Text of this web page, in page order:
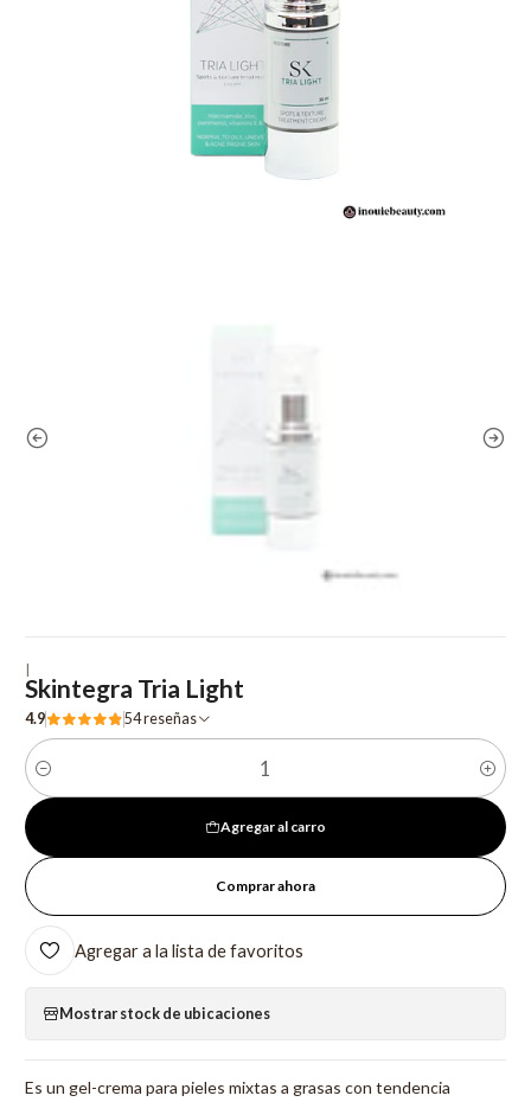
|
Skintegra Tria Light
4.9 54 reseñas
Cantidad
Agregar al carro
Comprar ahora
Agregar a la lista de favoritos
Mostrar stock de ubicaciones
Es un gel-crema para pieles mixtas a grasas con tendencia